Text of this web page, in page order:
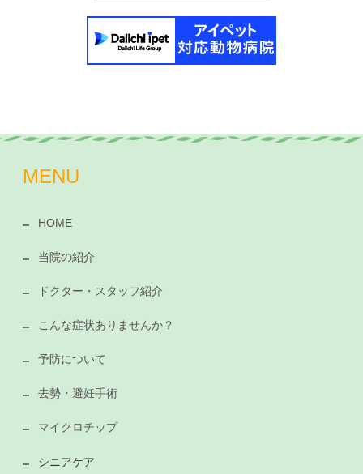
MENU
HOME
当院の紹介
ドクター・スタッフ紹介
こんな症状ありませんか？
予防について
去勢・避妊手術
マイクロチップ
シニアケア